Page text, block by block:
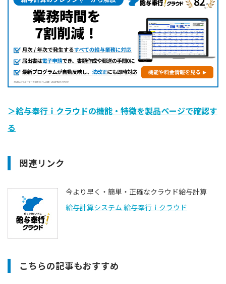
＞給与奉行ｉクラウドの機能・特徴を製品ページで確認す
る
関連リンク
今より早く・簡単・正確なクラウド給与計算
給与計算システム 給与奉行ｉクラウド
こちらの記事もおすすめ